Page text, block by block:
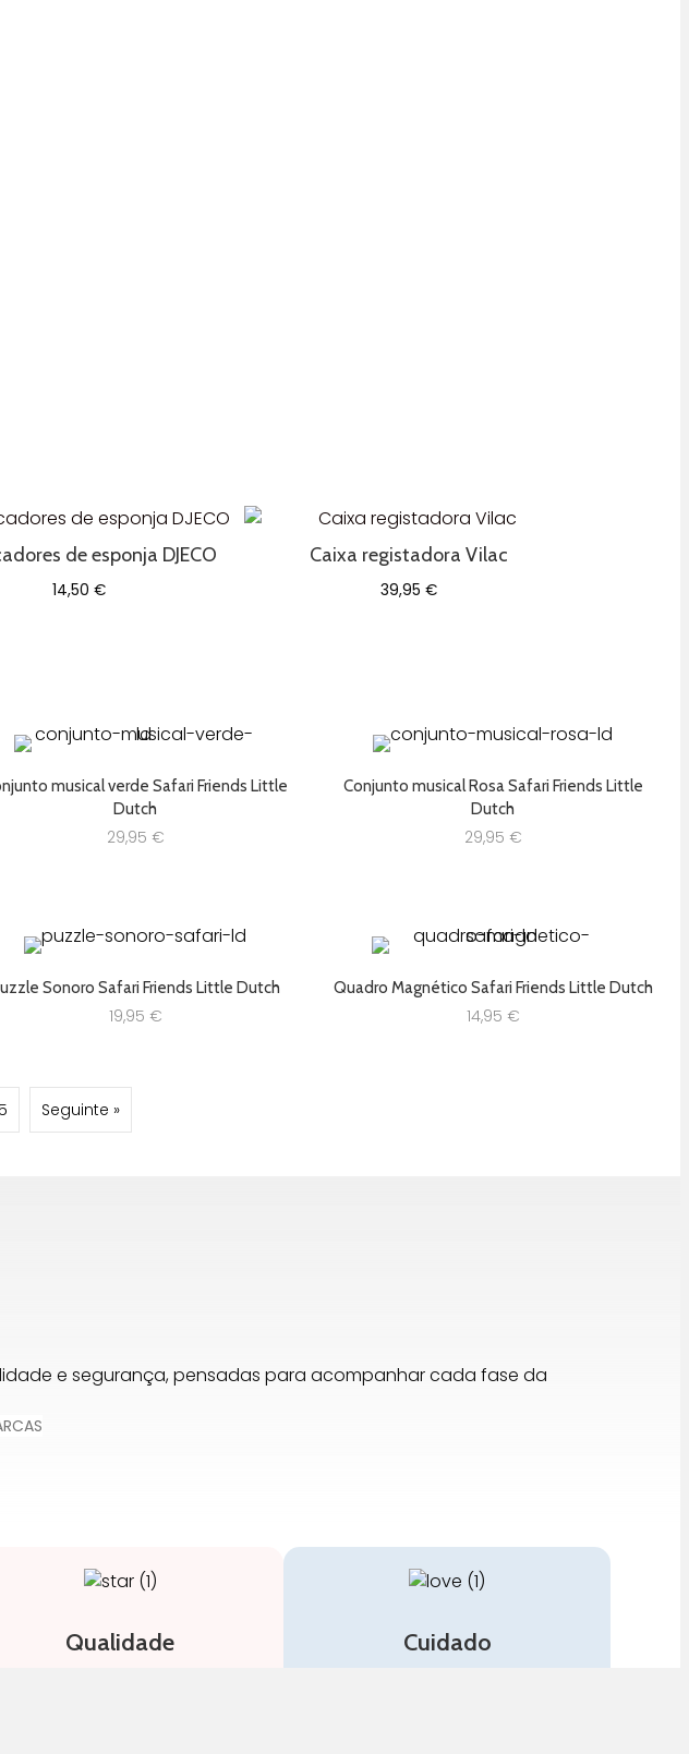
de esponja DJECO
14,50€
Caixa registadora Vilac
39,95€
musical verde Safari Friends Little
Dutch
29,95 €
Conjunto musical Rosa Safari Friends Little
Dutch
29,95 €
Sonoro Safari Friends Little Dutch
19,95 €
Quadro Magnético Safari Friends Little Dutch
14,95 €
Seguinte »
e segurança, pensadas para acompanhar cada fase da
Qualidade Cuidado